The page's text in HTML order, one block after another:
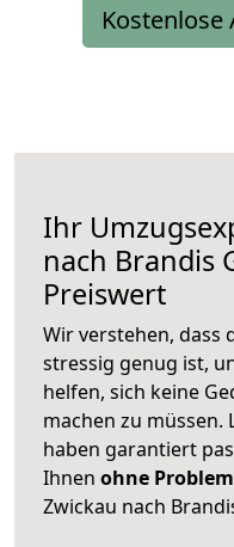
Kostenlose
Ihr
nach Brandis
Preiswert
Wir verstehen, dass
stressig genug ist,
helfen, sich keine
machen zu müssen.
haben garantiert
Ihnen ohne
Zwickau nach